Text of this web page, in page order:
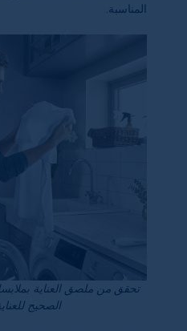
المناسبة.
تحقق من ملصق العناية
الصحيح